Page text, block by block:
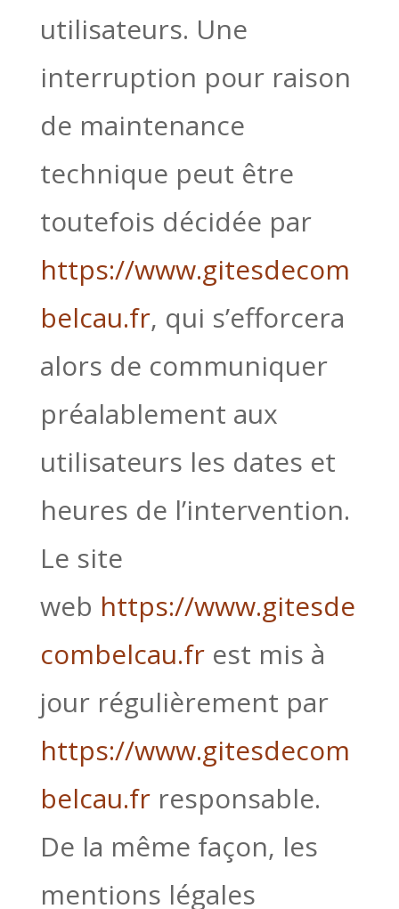
utilisateurs. Une
interruption pour raison
de maintenance
technique peut être
toutefois décidée par
https://www.gitesdecom
belcau.fr, qui s’efforcera
alors de communiquer
préalablement aux
utilisateurs les dates et
heures de l’intervention.
Le site
web https://www.gitesde
combelcau.frest mis à
jour régulièrement par
https://www.gitesdecom
belcau.frresponsable.
De la même façon, les
mentions légales